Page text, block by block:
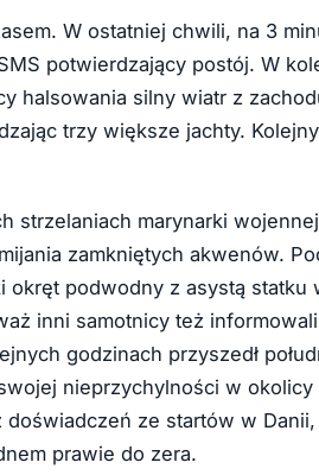
W ostatniej chwili, na 3
potwierdzający postój. W
halsowania silny wiatr z
trzy większe jachty.
strzelaniach marynarki
zamkniętych akwenów.
okręt podwodny z asystą statku
inni samotnicy też
godzinach przyszedł
nieprzychylności w
ze startów w Danii,
prawie do zera.